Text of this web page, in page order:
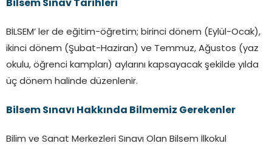
Bilsem Sınav Tarihleri
BİLSEM’ ler de eğitim-öğretim; birinci dönem (Eylül-Ocak),
ikinci dönem (Şubat-Haziran) ve Temmuz, Ağustos (yaz
okulu, öğrenci kampları) aylarını kapsayacak şekilde yılda
üç dönem halinde düzenlenir.
Bilsem Sınavı Hakkında Bilmemiz Gerekenler
Bilim ve Sanat Merkezleri Sınavı Olan Bilsem İlkokul